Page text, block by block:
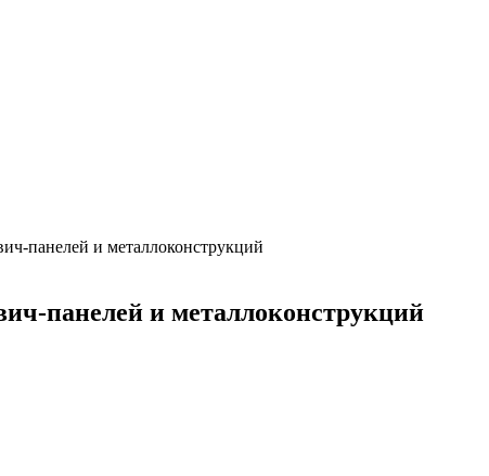
панелей и металлоконструкций
панелей и металлоконструкций